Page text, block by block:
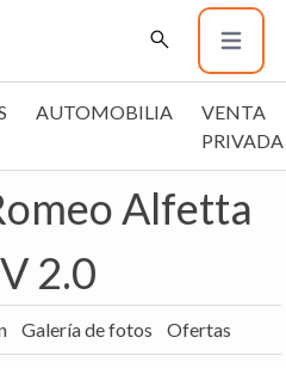
AUTOMOBILIA
VENTA
PRIVADA
Alfetta
2.0
Galería de fotos Ofertas